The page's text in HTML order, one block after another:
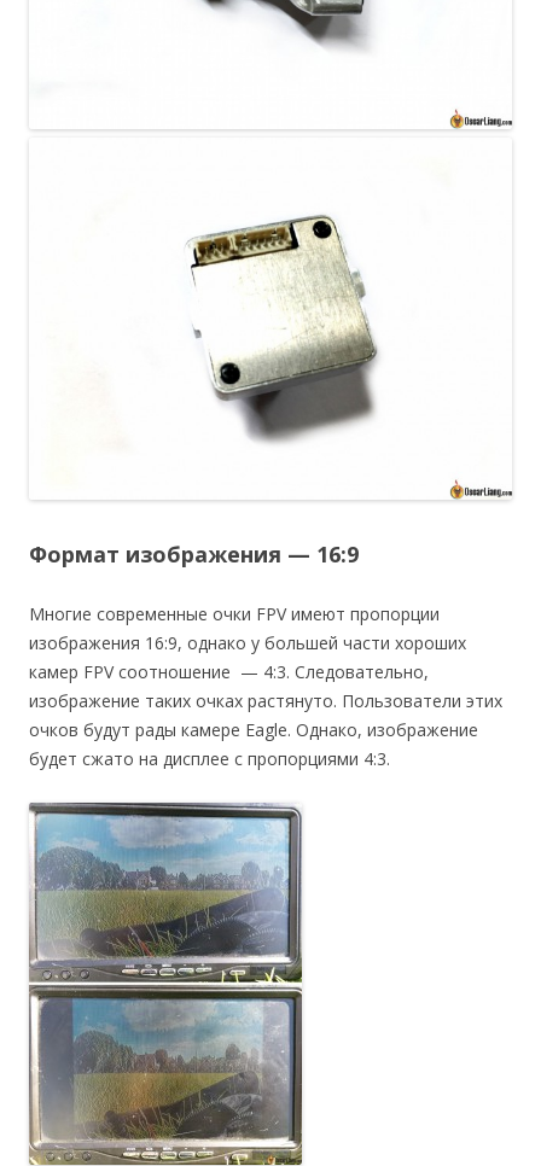
Формат изображения — 16:9
Многие современные очки FPV имеют пропорции
изображения 16:9, однако у большей части хороших
камер FPV соотношение — 4:3. Следовательно,
изображение таких очках растянуто. Пользователи этих
очков будут рады камере Eagle. Однако, изображение
будет сжато на дисплее с пропорциями 4:3.